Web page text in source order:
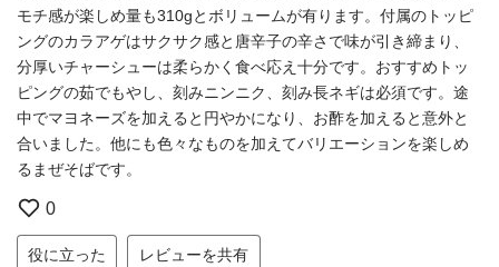
モチ感が楽しめ量も310gとボリュームが有ります。付属のトッピ
ングのカラアゲはサクサク感と唐辛子の辛さで味が引き締まり、
分厚いチャーシューは柔らかく食べ応え十分です。おすすめトッ
ピングの茹でもやし、刻みニンニク、刻み長ネギは必須です。途
中でマヨネーズを加えると円やかになり、お酢を加えると意外と
合いました。他にも色々なものを加えてバリエーションを楽しめ
るまぜそばです。
0
役に立った レビューを共有